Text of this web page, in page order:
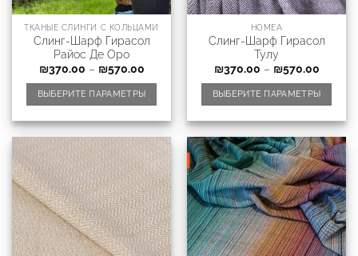
ТКАНЫЕ СЛИНГИ С КОЛЬЦАМИ
Слинг-Шарф Гирасол
Райос Де Оро
₪370.00 – ₪570.00
ВЫБЕРИТЕ ПАРАМЕТРЫ
HOMEA
Слинг-Шарф Гирасол
Тулу
₪370.00 – ₪570.00
ВЫБЕРИТЕ ПАРАМЕТРЫ